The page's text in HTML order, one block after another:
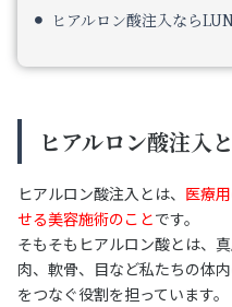
ヒアルロン酸注入なら
ヒアルロン酸注入
ヒアルロン酸注入とは、 医療
せる美容施術のことです。
そもそもヒアルロン酸とは、
肉、軟骨、目など私たちの体
をつなぐ役割を担っています。